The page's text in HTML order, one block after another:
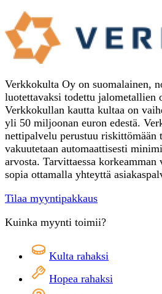
Verkkokulta Oy on suomalainen,
luotettavaksi todettu jalometallien
Verkkokullan kautta kultaa on
yli 50 miljoonan euron edestä.
nettipalvelu perustuu riskittömään
vakuutetaan automaattisesti
arvosta. Tarvittaessa korkeamman
sopia ottamalla yhteyttä
Tilaa myyntipakkaus
Kuinka myynti toimii?
Kulta rahaksi
Hopea rahaksi